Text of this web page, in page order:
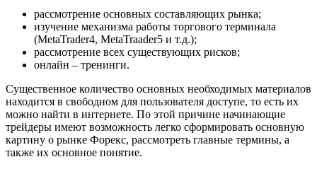
рассмотрение основных составляющих рынка;
изучение механизма работы торгового терминала
(MetaTrader4, MetaTraader5 и т.д.);
рассмотрение всех существующих рисков;
онлайн – тренинги.
Существенное количество основных необходимых материалов
находится в свободном для пользователя доступе, то есть их
можно найти в интернете. По этой причине начинающие
трейдеры имеют возможность легко сформировать основную
картину о рынке Форекс, рассмотреть главные термины, а
также их основное понятие.